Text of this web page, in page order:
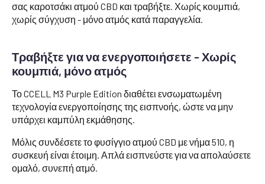
σας καροτσάκι ατμού CBD και τραβήξτε. Χωρίς κουμπιά,
χωρίς σύγχυση - μόνο ατμός κατά παραγγελία.
Τραβήξτε για να ενεργοποιήσετε - Χωρίς
κουμπιά, μόνο ατμός
Το CCELL M3 Purple Edition διαθέτει ενσωματωμένη
τεχνολογία ενεργοποίησης της εισπνοής, ώστε να μην
υπάρχει καμπύλη εκμάθησης.
Μόλις συνδέσετε το φυσίγγιο ατμού CBD με νήμα 510, η
συσκευή είναι έτοιμη. Απλά εισπνεύστε για να απολαύσετε
ομαλό, συνεπή ατμό.